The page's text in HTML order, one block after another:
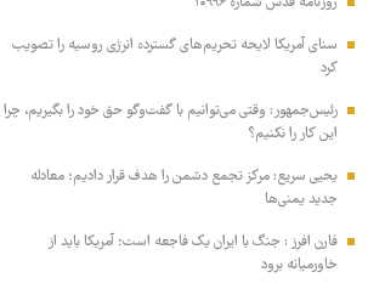
سنای آمریکا لایحه تحریم‌های گسترده انرژی روسیه را تصویب
کرد
رئیس‌جمهور: وقتی می‌توانیم با گفت‌وگو حق خود را بگیریم، چرا
این کار را نکنیم؟
یحیی سریع: مرکز تجمع دشمن را هدف قرار دادیم؛ معادله
جدید یمنی‌ها
فارن افرز : جنگ با ایران یک فاجعه است؛ آمریکا باید از
خاورمیانه برود